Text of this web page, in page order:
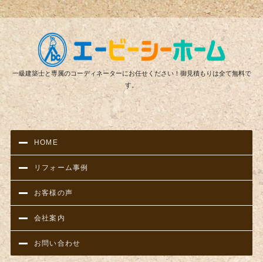
リ
一級建築士と専属のコーディネーターにお任せください！御見積もりは全て無料で
す。
HOME
リフォーム事例
お客様の声
会社案内
お問い合わせ